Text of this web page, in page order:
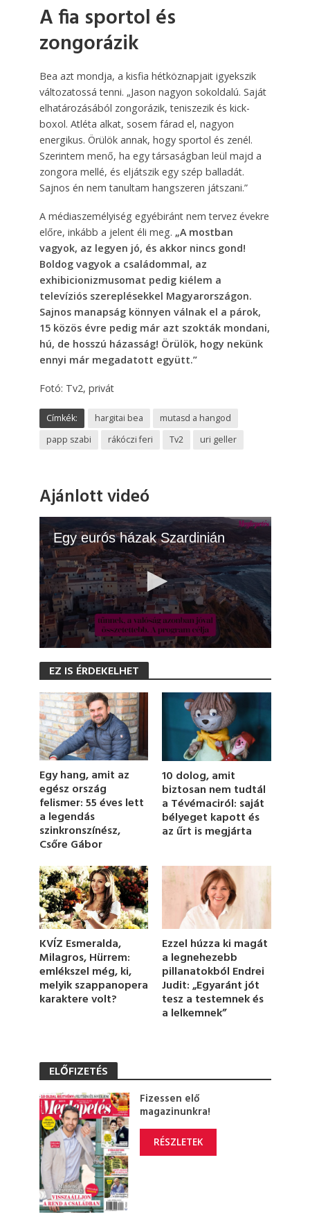
A fia sportol és
zongorázik
Bea azt mondja, a kisfia hétköznapjait igyekszik
változatossá tenni. „Jason nagyon sokoldalú. Saját
elhatározásából zongorázik, teniszezik és kick-
boxol. Atléta alkat, sosem fárad el, nagyon
energikus. Örülök annak, hogy sportol és zenél.
Szerintem menő, ha egy társaságban leül majd a
zongora mellé, és eljátszik egy szép balladát.
Sajnos én nem tanultam hangszeren játszani.”
A médiaszemélyiség egyébiránt nem tervez évekre
előre, inkább a jelent éli meg. „A mostban
vagyok, az legyen jó, és akkor nincs gond!
Boldog vagyok a családommal, az
exhibicionizmusomat pedig kiélem a
televíziós szereplésekkel Magyarországon.
Sajnos manapság könnyen válnak el a párok,
15 közös évre pedig már azt szokták mondani,
hú, de hosszú házasság! Örülök, hogy nekünk
ennyi már megadatott együtt.”
Fotó: Tv2, privát
Címkék: hargitai bea
mutasd a hangod
papp szabi
rákóczi feri Tv2 uri geller
Ajánlott videó
Egy eurós házak Szardinián
s
o
n
d
s
o
f
1
m
i
n
u
t
e
,
9
s
e
c
o
n
d
s
EZ IS ÉRDEKELHET
Egy hang, amit az
egész ország
felismer: 55 éves lett
a legendás
szinkronszínész,
Csőre Gábor
10 dolog, amit
biztosan nem tudtál
a Tévémaciról: saját
bélyeget kapott és
az űrt is megjárta
KVÍZ Esmeralda,
Milagros, Hürrem:
emlékszel még, ki,
melyik szappanopera
karaktere volt?
Ezzel húzza ki magát
a legnehezebb
pillanatokból Endrei
Judit: „Egyaránt jót
tesz a testemnek és
a lelkemnek”
ELŐFIZETÉS
Fizessen elő
magazinunkra!
RÉSZLETEK